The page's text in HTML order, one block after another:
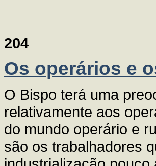
204
Os operários e
O Bispo terá uma
relativamente aos
do mundo operário e
são os trabalhadores